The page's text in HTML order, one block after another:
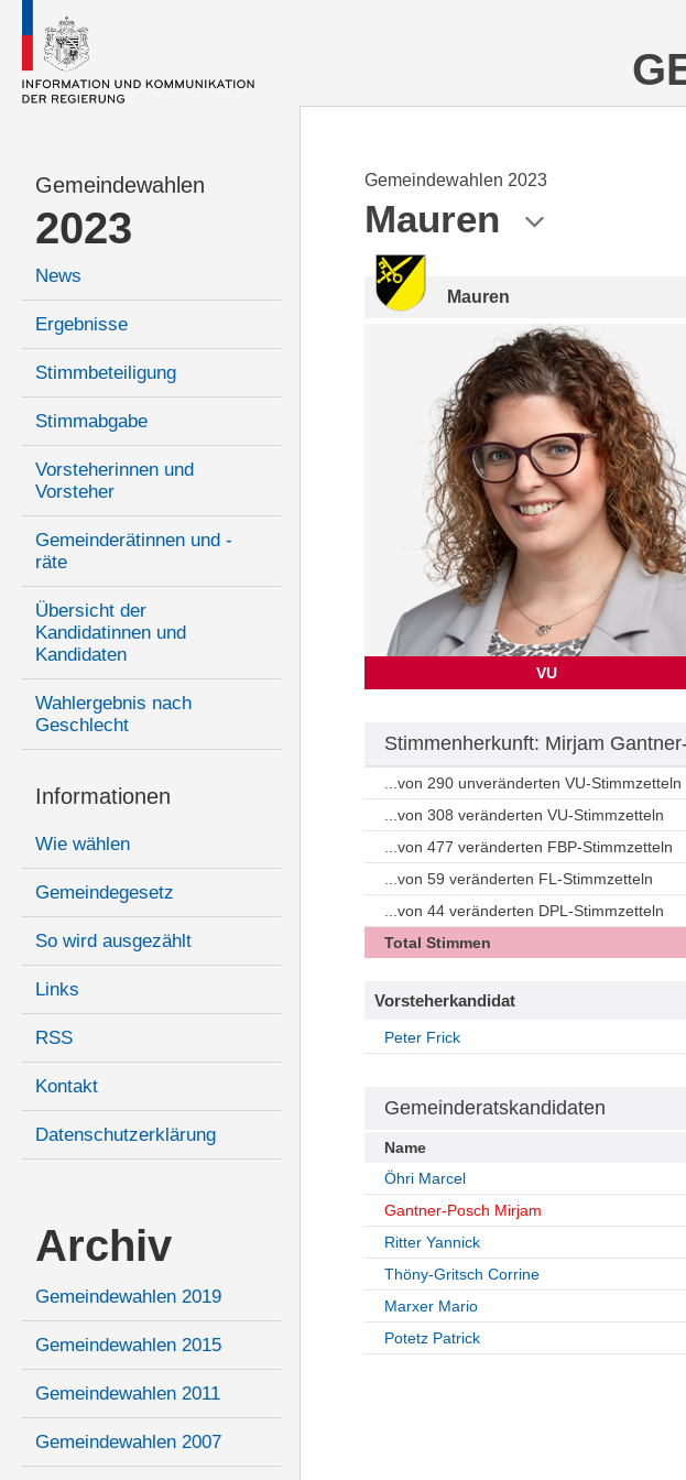
Gemeindewahlen
2023
News
Ergebnisse
Stimmbeteiligung
Stimmabgabe
Vorsteherinnen und
Vorsteher
Gemeinderätinnen und -
räte
Übersicht der
Kandidatinnen und
Kandidaten
Wahlergebnis nach
Geschlecht
Informationen
Wie wählen
Gemeindegesetz
So wird ausgezählt
Links
RSS
Kontakt
Datenschutzerklärung
Archiv
Gemeindewahlen 2019
Gemeindewahlen 2015
Gemeindewahlen 2011
Gemeindewahlen 2007
Gemeindewahlen 2023
Mauren
Mauren
VU
Stimmenherkunft: Mirjam
...von 290 unveränderten VU-Stimmzetteln
...von 308 veränderten VU-Stimmzetteln
...von 477 veränderten FBP-Stimmzetteln
...von 59 veränderten FL-Stimmzetteln
...von 44 veränderten DPL-Stimmzetteln
Total Stimmen
Vorsteherkandidat
Peter Frick
Gemeinderatskandidaten
Name
Öhri Marcel
Gantner-Posch Mirjam
Ritter Yannick
Thöny-Gritsch Corrine
Marxer Mario
Potetz Patrick